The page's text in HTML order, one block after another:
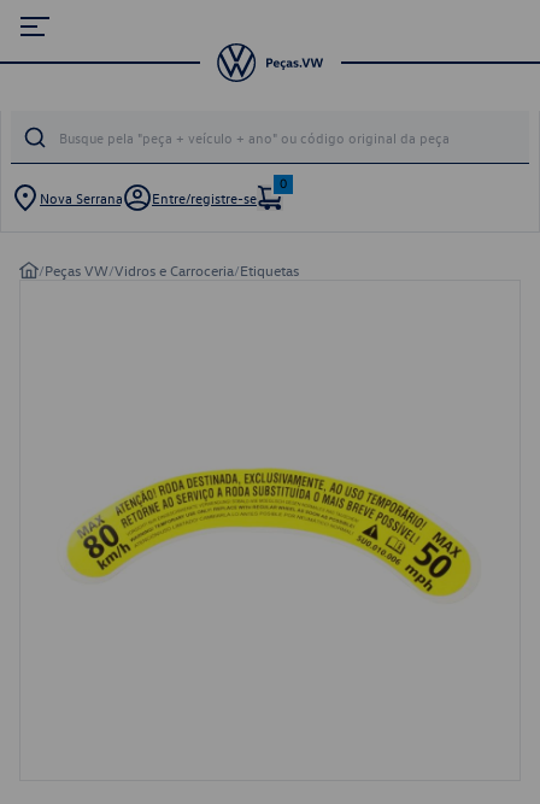
Nova Serrana Entre/registre-se
0
/Peças VW/Vidros e Carroceria/Etiquetas